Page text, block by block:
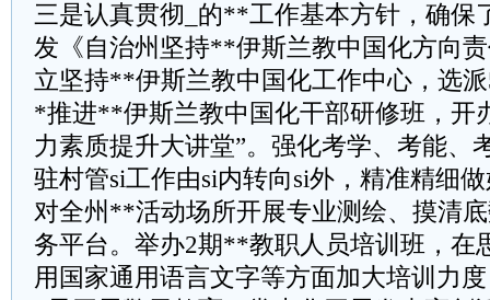
三是认真贯彻_的**工作基本方针，确保
发《自治州坚持**伊斯兰教中国化方向
立坚持**伊斯兰教中国化工作中心，选
*推进**伊斯兰教中国化干部研修班，开
力素质提升大讲堂”。强化考学、考能、
驻村管si工作由si内转向si外，精准精细
对全州**活动场所开展专业测绘、摸清
务平台。举办2期**教职人员培训班，在
用国家通用语言文字等方面加大培训力